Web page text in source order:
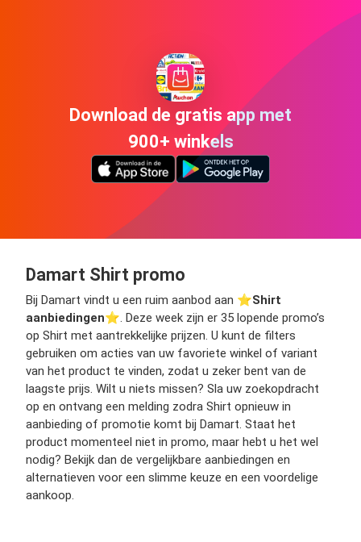
Download de gratis app met
900+ winkels
Damart Shirt promo
Bij Damart vindt u een ruim aanbod aan ⭐️Shirt
aanbiedingen⭐️. Deze week zijn er 35 lopende promo’s
op Shirt met aantrekkelijke prijzen. U kunt de filters
gebruiken om acties van uw favoriete winkel of variant
van het product te vinden, zodat u zeker bent van de
laagste prijs. Wilt u niets missen? Sla uw zoekopdracht
op en ontvang een melding zodra Shirt opnieuw in
aanbieding of promotie komt bij Damart. Staat het
product momenteel niet in promo, maar hebt u het wel
nodig? Bekijk dan de vergelijkbare aanbiedingen en
alternatieven voor een slimme keuze en een voordelige
aankoop.